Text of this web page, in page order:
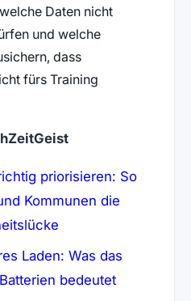
Daten nicht
und welche
dass
fürs Training
priorisieren: So
Kommunen die
Laden: Was das
bedeutet